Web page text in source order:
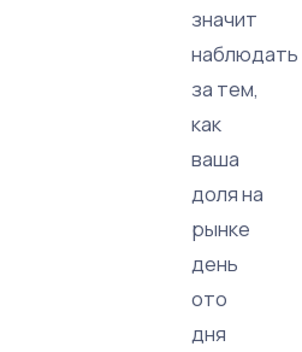
значит
наблюдать
за тем,
как
ваша
доля на
рынке
день
ото
дня